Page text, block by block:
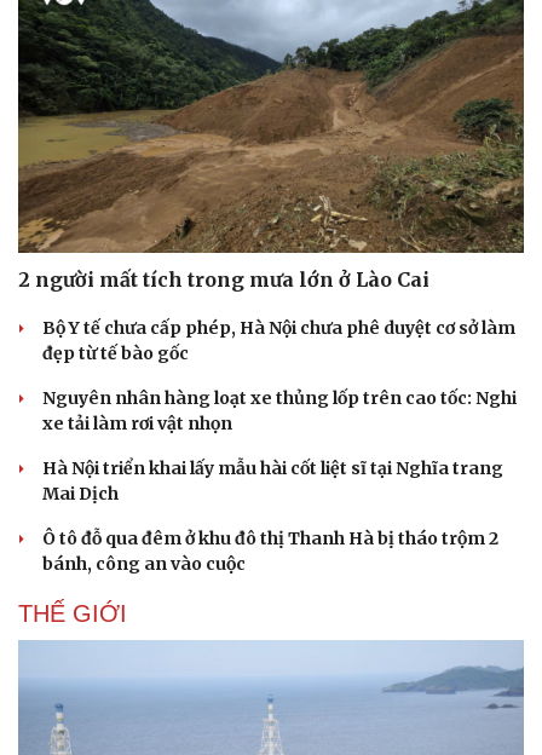
2 người mất tích trong mưa lớn ở Lào Cai
Bộ Y tế chưa cấp phép, Hà Nội chưa phê duyệt cơ sở làm
đẹp từ tế bào gốc
Nguyên nhân hàng loạt xe thủng lốp trên cao tốc: Nghi
xe tải làm rơi vật nhọn
Hà Nội triển khai lấy mẫu hài cốt liệt sĩ tại Nghĩa trang
Mai Dịch
Ô tô đỗ qua đêm ở khu đô thị Thanh Hà bị tháo trộm 2
bánh, công an vào cuộc
THẾ GIỚI